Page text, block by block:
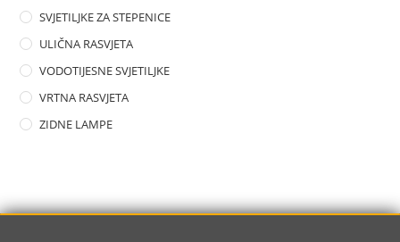
SVJETILJKE ZA STEPENICE
ULIČNA RASVJETA
VODOTIJESNE SVJETILJKE
VRTNA RASVJETA
ZIDNE LAMPE